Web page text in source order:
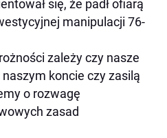
się, że padł ofiarą
manipulacji 76-
zależy czy nasze
koncie czy zasilą
o rozwagę
zasad